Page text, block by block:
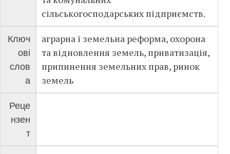
сільськогосподарських підприємств.
Ключ
ові
слов
а
аграрна і земельна реформа, охорона
та відновлення земель, приватизація,
припинення земельних прав, ринок
земель
Реце
нзен
т